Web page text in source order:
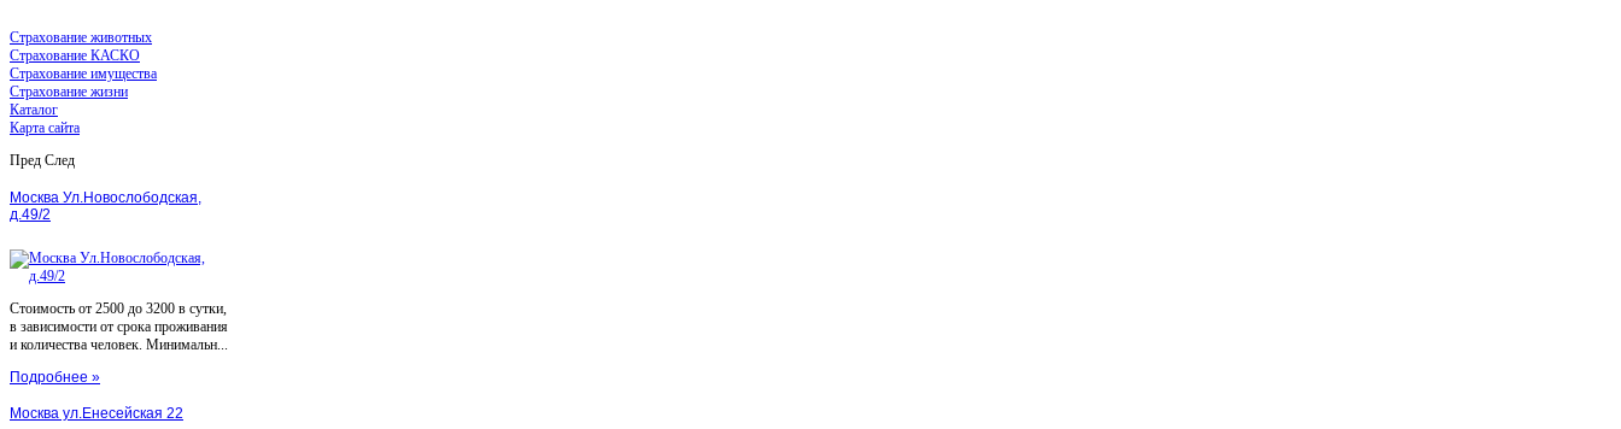
Страхование животных
Страхование КАСКО
Страхование имущества
Страхование жизни
Каталог
Карта сайта
Пред След
Москва Ул.Новослободская,
д.49/2
Стоимость от 2500 до 3200 в сутки,
в зависимости от срока проживания
и количества человек. Минимальн...
Подробнее »
Москва ул.Енесейская 22